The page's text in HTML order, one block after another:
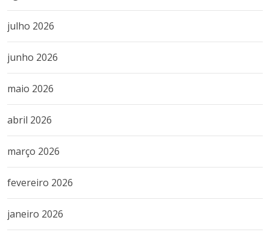
julho 2026
junho 2026
maio 2026
abril 2026
março 2026
fevereiro 2026
janeiro 2026